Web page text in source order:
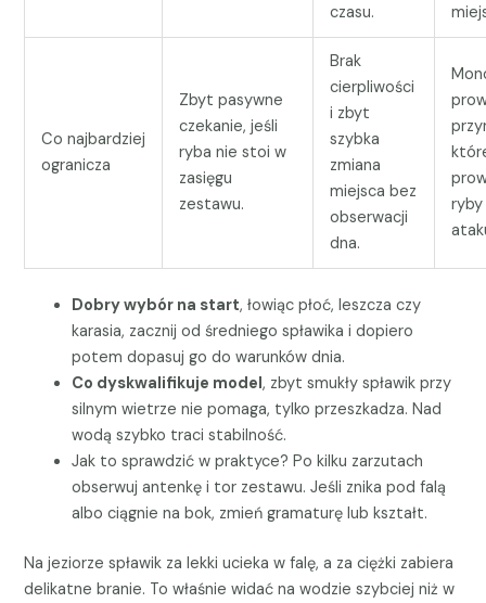
czasu.
Co najbardziej
ogranicza
Zbyt pasywne
czekanie, jeśli
ryba nie stoi w
zasięgu
zestawu.
Brak
cierpliwości
i zbyt
szybka
zmiana
miejsca bez
obserwacji
dna.
Dobry wybór na start, łowiąc płoć, leszcza czy
karasia, zacznij od średniego spławika i dopiero
potem dopasuj go do warunków dnia.
Co dyskwalifikuje model, zbyt smukły spławik przy
silnym wietrze nie pomaga, tylko przeszkadza. Nad
wodą szybko traci stabilność.
Jak to sprawdzić w praktyce? Po kilku zarzutach
obserwuj antenkę i tor zestawu. Jeśli znika pod falą
albo ciągnie na bok, zmień gramaturę lub kształt.
Na jeziorze spławik za lekki ucieka w falę, a za ciężki zabiera
delikatne branie. To właśnie widać na wodzie szybciej niż w